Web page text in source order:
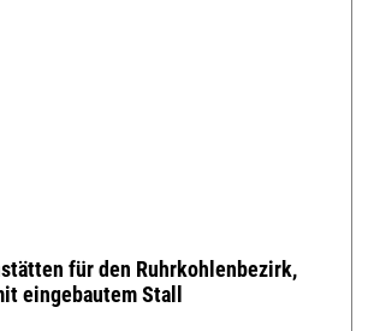
für den Ruhrkohlenbezirk,
eingebautem Stall